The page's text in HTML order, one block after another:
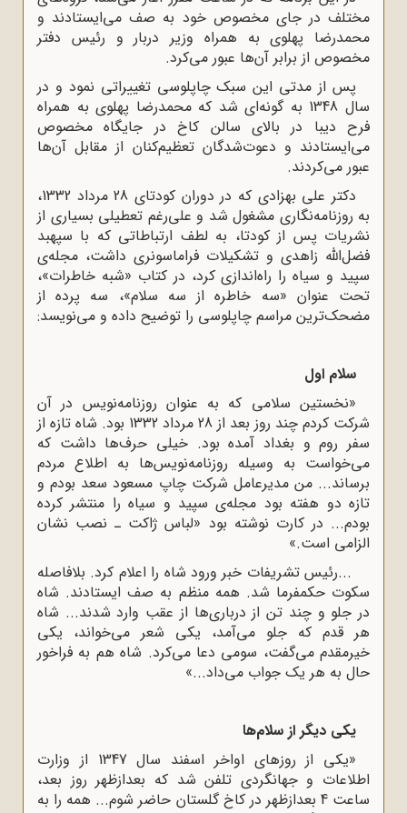
مختلف در جای مخصوص خود به صف می‌ایستادند و
محمدرضا پهلوی به همراه وزیر دربار و رئیس دفتر
مخصوص از برابر آن‌ها عبور می‌کرد.
پس از مدتی این سبک چاپلوسی تغییراتی نمود و در
سال 1348 به گونه‌ای شد که محمدرضا پهلوی به همراه
فرح دیبا در بالای سالن کاخ در جایگاه مخصوص
می‌ایستادند و دعوت‌شدگان تعظیم‌کنان از مقابل آن‌ها
عبور می‌کردند.
دکتر علی بهزادی که در دوران کودتای 28 مرداد 1332،
به روزنامه‌نگاری مشغول شد و علی‌رغم تعطیلی بسیاری از
نشریات پس از کودتا، به لطف ارتباطاتی که با سپهبد
فضل‌الله زاهدی و تشکیلات فراماسونری داشت، مجله‌ی
سپید و سیاه را راه‌اندازی کرد، در کتاب «شبه خاطرات»،
تحت عنوان «سه خاطره از سه سلام»، سه پرده از
مضحک‌ترین مراسم چاپلوسی را توضیح داده و می‌نویسد:
سلام اول
«نخستین سلامی که به عنوان روزنامه‌نویس در آن
شرکت کردم چند روز بعد از 28 مرداد 1332 بود. شاه تازه از
سفر روم و بغداد آمده بود. خیلی حرف‌ها داشت که
می‌خواست به وسیله روزنامه‌نویس‌ها به اطلاع مردم
برساند... من مدیرعامل شرکت چاپ مسعود سعد بودم و
تازه دو هفته بود مجله‌ی سپید و سیاه را منتشر کرده
بودم... در کارت نوشته بود «لباس ژاکت ـ نصب نشان
الزامی است.»
...رئیس تشریفات خبر ورود شاه را اعلام کرد. بلافاصله
سکوت حکمفرما شد. همه منظم به صف ایستادند. شاه
در جلو و چند تن از درباری‌ها از عقب وارد شدند... شاه
هر قدم که جلو می‌آمد، یکی شعر می‌خواند، یکی
خیرمقدم می‌گفت، سومی دعا می‌کرد. شاه هم به فراخور
حال به هر یک جواب می‌داد...»
یکی دیگر از سلام‌ها
«یکی از روزهای اواخر اسفند سال 1347 از وزارت
اطلاعات و جهانگردی تلفن شد که بعدازظهر روز بعد،
ساعت 4 بعدازظهر در کاخ گلستان حاضر شوم... همه را به